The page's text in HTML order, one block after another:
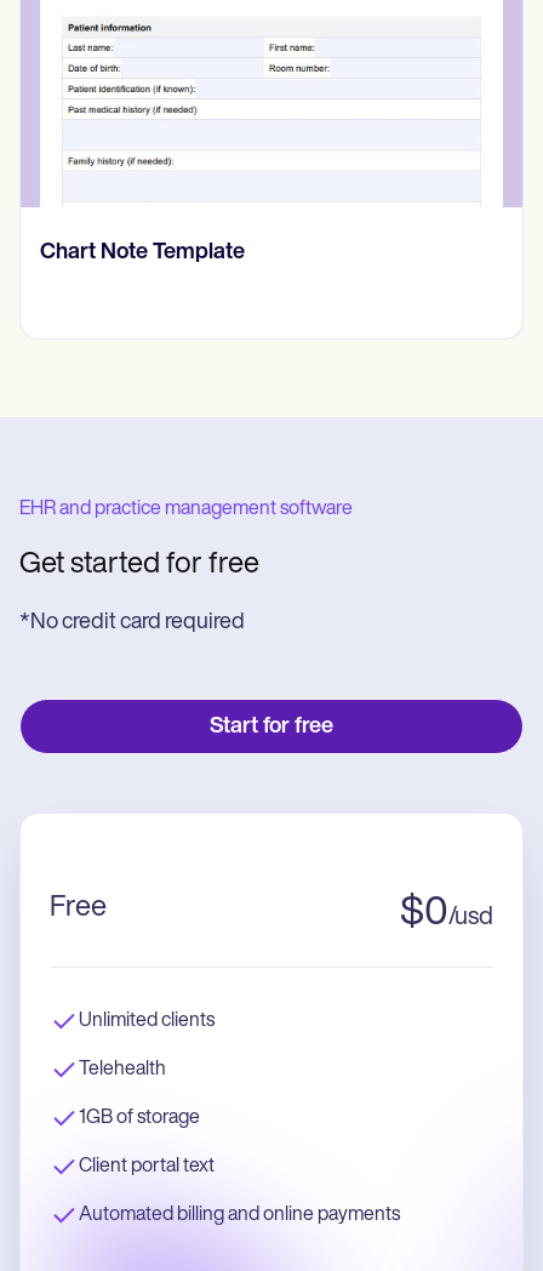
Prone Instability Test
EHR and practice management software
Get started for free
*No credit card required
Start for free
Free $0/usd
Unlimited clients
Telehealth
1GB of storage
Client portal text
Automated billing and online payments